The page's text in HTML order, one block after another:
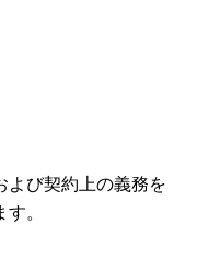
よび契約上の義務を
。